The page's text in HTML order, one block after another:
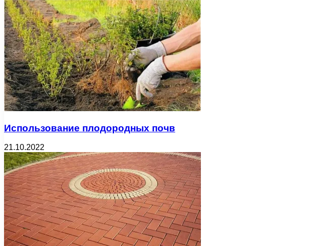
Использование плодородных почв
21.10.2022